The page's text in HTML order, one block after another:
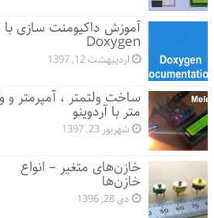
آموزش داکیومنت سازی با
Doxygen
اردیبهشت 12, 1397
ساخت ولتمتر ، آمپرمتر و
متر با آردوینو
شهریور 23, 1397
خازن‌های متغیر – انواع
خازن‌ها
دی 28, 1396